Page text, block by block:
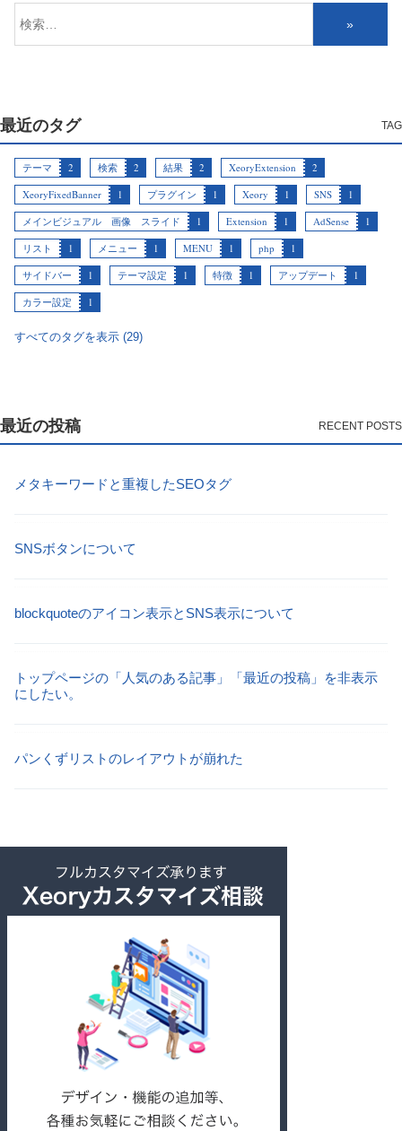
最近のタグ
テーマ 2 検索 2 結果 2 XeoryExtension
2
XeoryFixedBanner
1 プラグイン 1 Xeory 1 SNS
1
メインビジュアル 画像 スライド
1 Extension 1 AdSense
1
リスト
1 メニュー 1 MENU 1 php
1
サイドバー
1 テーマ設定 1 特徴 1 アップデート
1
カラー設定
1
すべてのタグを表示 (29)
最近の投稿
メタキーワードと重複したSEOタグ
SNSボタンについて
blockquoteのアイコン表示とSNS表示について
トップページの「人気のある記事」「最近の投稿」を非表示
にしたい。
パンくずリストのレイアウトが崩れた